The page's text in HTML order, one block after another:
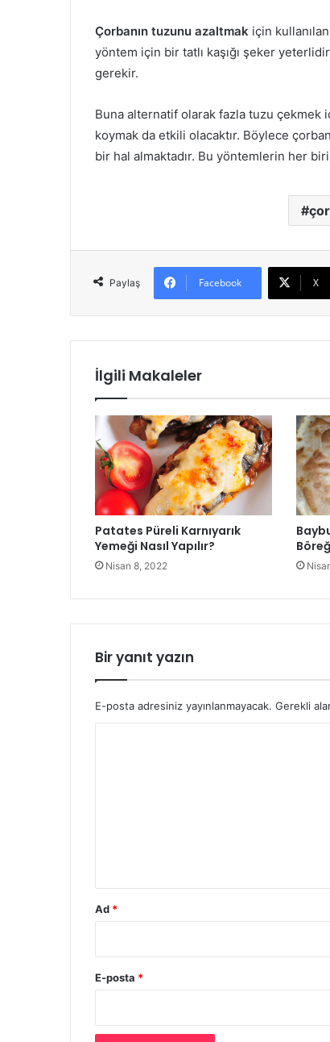
Çorbanın tuzunu azaltmak için
yöntem için bir tatlı kaşığı şeker
gerekir.
Buna alternatif olarak fazla tuzu çekmek
koymak da etkili olacaktır. Böylece
bir hal almaktadır. Bu yöntemlerin her
Paylaş Facebook X
İlgili Makaleler
Patates Püreli Karnıyarık
Yemeği Nasıl Yapılır?
Nisan 8, 2022
Bir yanıt yazın
E-posta adresiniz yayınlanmayacak. Gerekli
Ad *
E-posta *